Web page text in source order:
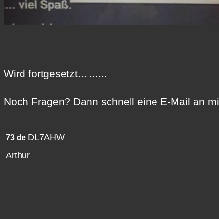
Wird fortgesetzt..........
Noch Fragen? Dann schnell eine E-Mail an
73 de DL7AHW
Arthur